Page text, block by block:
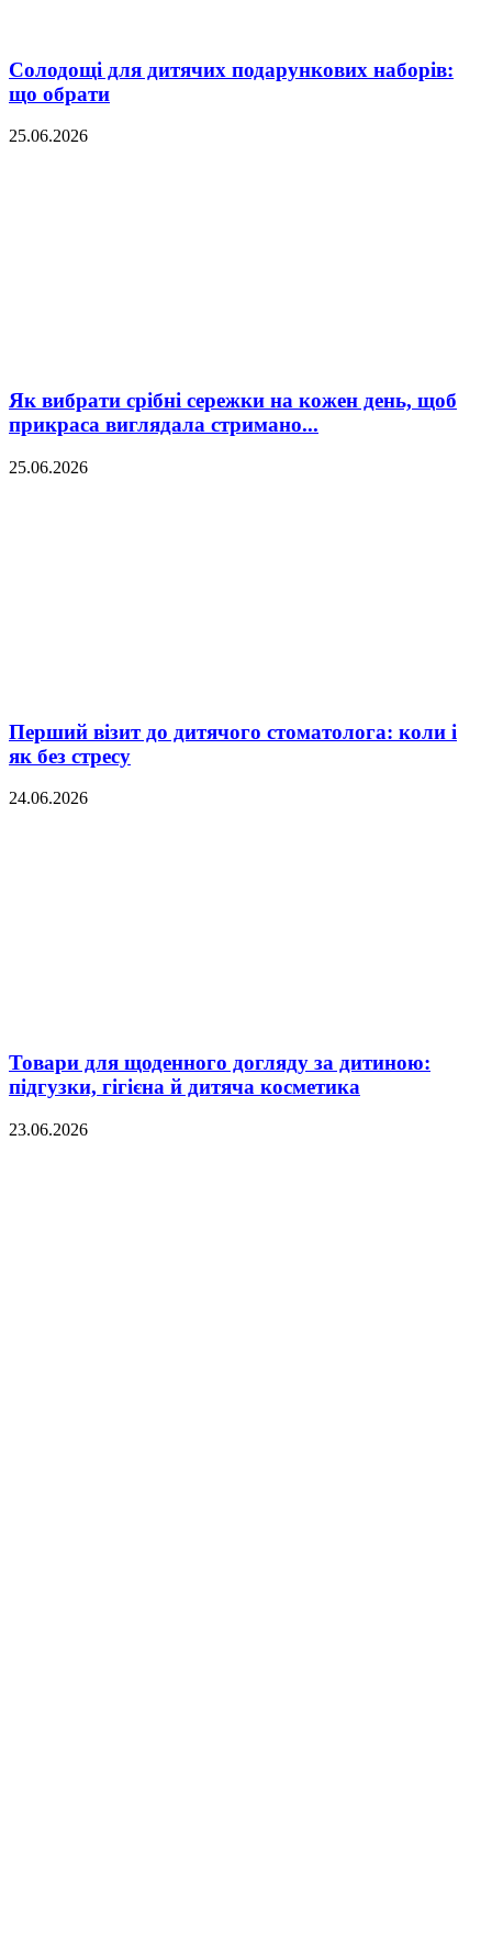
Солодощі для дитячих подарункових наборів:
що обрати
25.06.2026
Як вибрати срібні сережки на кожен день, щоб
прикраса виглядала стримано...
25.06.2026
Перший візит до дитячого стоматолога: коли і
як без стресу
24.06.2026
Товари для щоденного догляду за дитиною:
підгузки, гігієна й дитяча косметика
23.06.2026